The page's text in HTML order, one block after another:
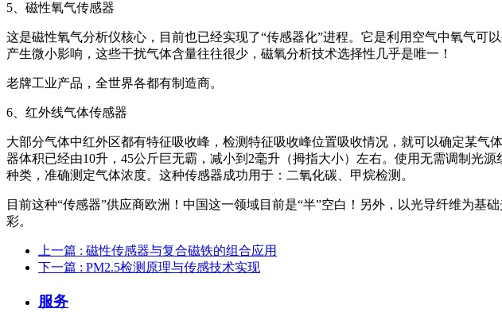
5、磁性氧气传感器
这是磁性氧气分析仪核心，目前也已经实现了“传感器化”进程。它是利用空气中氧气
产生微小影响，这些干扰气体含量往往很少，磁氧分析技术选择性几乎是唯一！
老牌工业产品，全世界各都有制造商。
6、红外线气体传感器
大部分气体中红外区都有特征吸收峰，检测特征吸收峰位置吸收情况，就可以确定某
器体积已经由10升，45公斤巨无霸，减小到2毫升（拇指大小）左右。使用无需调制光
种类，准确测定气体浓度。这种传感器成功用于：二氧化碳、甲烷检测。
目前这种“传感器”供应商欧洲！中国这一领域目前是“半”空白！另外，以光导纤维为
彩。
上一篇 : 磁性传感器与复合磁铁的组合应用
下一篇 : PM2.5检测原理与传感技术实现
服务